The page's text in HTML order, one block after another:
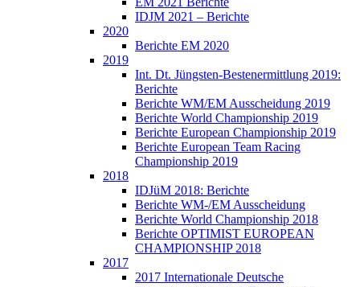
IDJM 2021 – Berichte
2020
Berichte EM 2020
2019
Int. Dt. Jüngsten-Bestenermittlung 2019:
Berichte
Berichte WM/EM Ausscheidung 2019
Berichte World Championship 2019
Berichte European Championship 2019
Berichte European Team Racing
Championship 2019
2018
IDJüM 2018: Berichte
Berichte WM-/EM Ausscheidung
Berichte World Championship 2018
Berichte OPTIMIST EUROPEAN
CHAMPIONSHIP 2018
2017
2017 Internationale Deutsche